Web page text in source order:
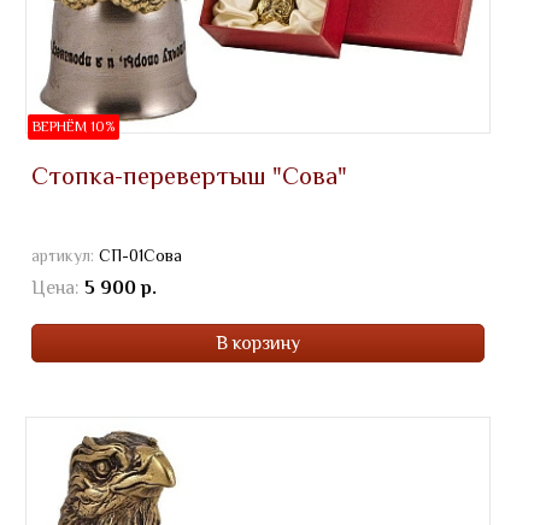
ВЕРНЁМ 10%
Стопка-перевертыш "Сова"
артикул: СП-01Сова
Цена: 5 900 р.
В корзину